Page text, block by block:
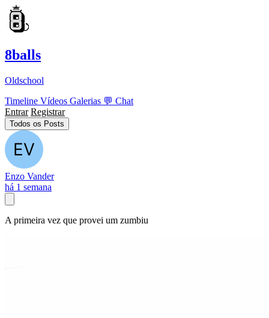
8balls
Oldschool
Timeline Vídeos Galerias 💬 Chat
Entrar Registrar
Todos os Posts
Enzo Vander
há 1 semana
A primeira vez que provei um zumbiu